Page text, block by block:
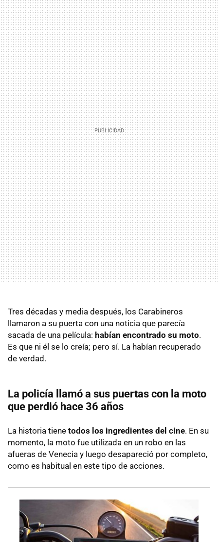
Tres décadas y media después, los Carabineros
llamaron a su puerta con una noticia que parecía
sacada de una película: habían encontrado su moto.
Es que ni él se lo creía; pero sí. La habían recuperado
de verdad.
La policía llamó a sus puertas con la moto
que perdió hace 36 años
La historia tiene todos los ingredientes del cine. En su
momento, la moto fue utilizada en un robo en las
afueras de Venecia y luego desapareció por completo,
como es habitual en este tipo de acciones.